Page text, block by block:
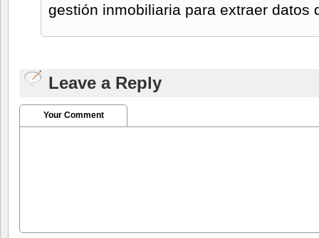
gestión inmobiliaria para extraer
Leave a Reply
Your Comment